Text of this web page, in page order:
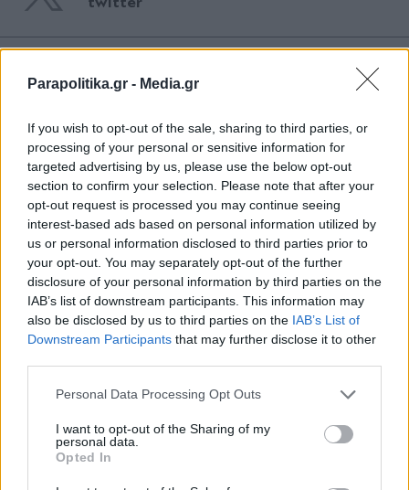
Parapolitika.gr - Media.gr
If you wish to opt-out of the sale, sharing to third parties, or
processing of your personal or sensitive information for
targeted advertising by us, please use the below opt-out
section to confirm your selection. Please note that after your
opt-out request is processed you may continue seeing
interest-based ads based on personal information utilized by
us or personal information disclosed to third parties prior to
your opt-out. You may separately opt-out of the further
disclosure of your personal information by third parties on the
IAB’s list of downstream participants. This information may
also be disclosed by us to third parties on the IAB’s List of
Downstream Participants that may further disclose it to other
Personal Data Processing Opt Outs
I want to opt-out of the Sharing of my
personal data.
Opted In
ΣΧΕΤΙΚΗ ΕΙΔΗΣΕΟΓΡΑΦΙΑ
Από το "Ποτάμι" στο "Ναυάγιο" - Πώς
ξεκίνησε και τι φοβάται η Αναστασία
Εγγραφή στο newsletter
Αποδέχομαι τους